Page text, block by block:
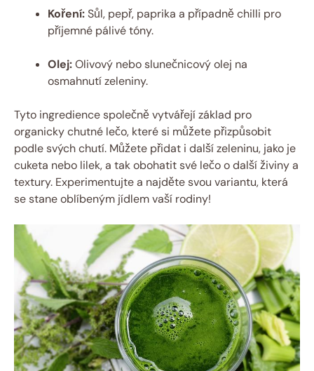
Koření:Sůl, pepř, paprika a případně chilli pro
příjemné pálivé tóny.
Olej:Olivový nebo slunečnicový olej na
osmahnutí zeleniny.
Tyto ingredience společně vytvářejí základ pro
organicky chutné lečo, které si můžete přizpůsobit
podle svých chutí. Můžete přidat i další zeleninu, jako je
cuketa nebo lilek, a tak obohatit své lečo o další živiny a
textury. Experimentujte a najděte svou variantu, která
se stane oblíbeným jídlem vaší rodiny!